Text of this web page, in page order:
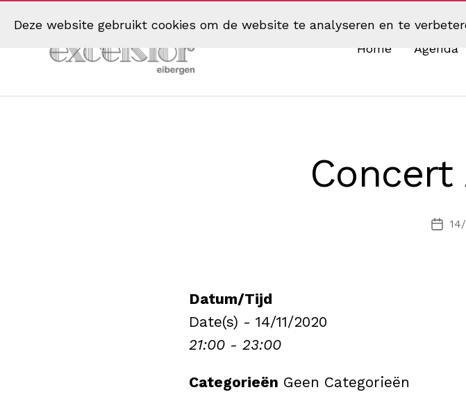
Deze website gebruikt cookies om de website te analyseren en te
Excelsior
Home Agenda
Datum/Tijd
Date(s) - 14/11/2020
21:00 - 23:00
Categorieën Geen Categorieën